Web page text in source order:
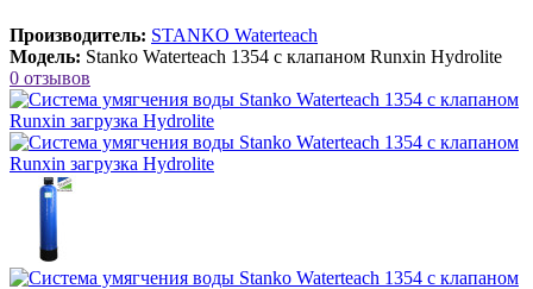
Производитель: STANKO Waterteach
Модель: Stanko Waterteach 1354 с клапаном Runxin Hydrolite
0 отзывов